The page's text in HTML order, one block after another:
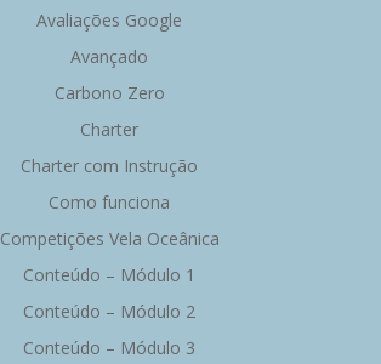
Avaliações Google
Avançado
Carbono Zero
Charter
Charter com Instrução
Como funciona
Competições Vela Oceânica
Conteúdo – Módulo 1
Conteúdo – Módulo 2
Conteúdo – Módulo 3